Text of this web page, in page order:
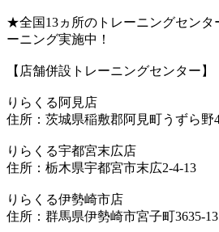
★全国13ヵ所のトレーニングセンタ
ーニング実施中！
【店舗併設トレーニングセンター】
りらくる阿見店
住所：茨城県稲敷郡阿見町うずら野
りらくる宇都宮末広店
住所：栃木県宇都宮市末広2-4-13
りらくる伊勢崎市店
住所：群馬県伊勢崎市宮子町3635-13